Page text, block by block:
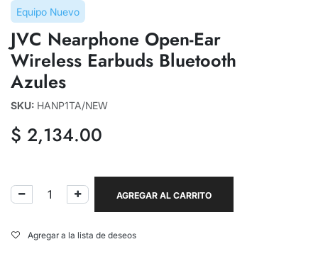
Equipo Nuevo
JVC Nearphone Open-Ear
Wireless Earbuds Bluetooth
Azules
SKU: HANP1TA/NEW
$ 2,134.00
AGREGAR AL CARRITO
Agregar a la lista de deseos